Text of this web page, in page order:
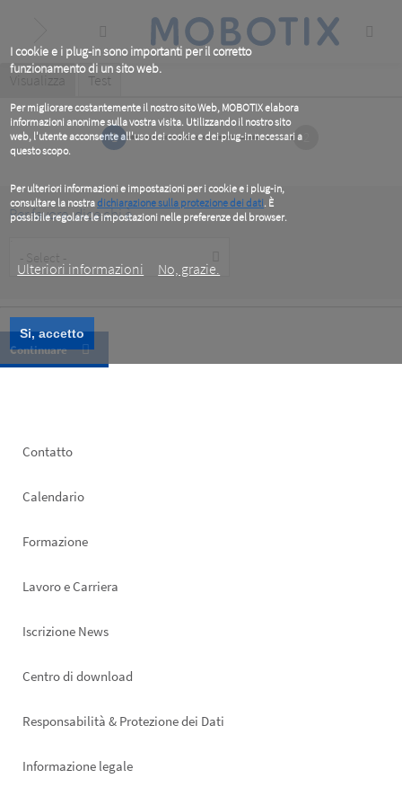
I cookie e i plug-in sono importanti per il corretto
funzionamento di un sito web.
Per migliorare costantemente il nostro sito Web, MOBOTIX elabora
informazioni anonime sulla vostra visita. Utilizzando il nostro sito
web, l'utente acconsente all'uso dei cookie e dei plug-in necessari a
questo scopo.
Per ulteriori informazioni e impostazioni per i cookie e i plug-in,
consultare la nostradichiarazione sulla protezione dei dati. È
possibile regolare le impostazioni nelle preferenze del browser.
Ulteriori informazioni
No, grazie.
Si, accetto
content
Primary
tabs
Visualizza (active
Test
1
Per favore, dice chi è
Type
Footer
Contatto
Calendario
Formazione
Lavoro e Carriera
Iscrizione News
Footer
Centro di download
Responsabilità & Protezione dei Dati
Informazione legale